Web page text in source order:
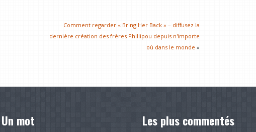
Comment regarder « Bring Her Back » – diffusez la
dernière création des frères Phillipou depuis n'importe
où dans le monde »
Un mot Les plus commentés